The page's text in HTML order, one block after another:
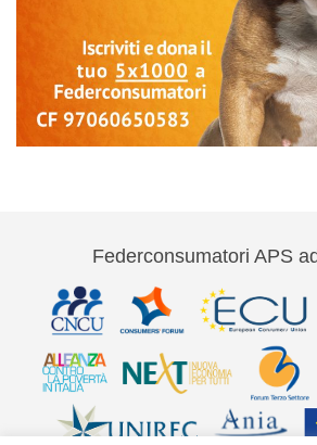
Federconsumatori APS